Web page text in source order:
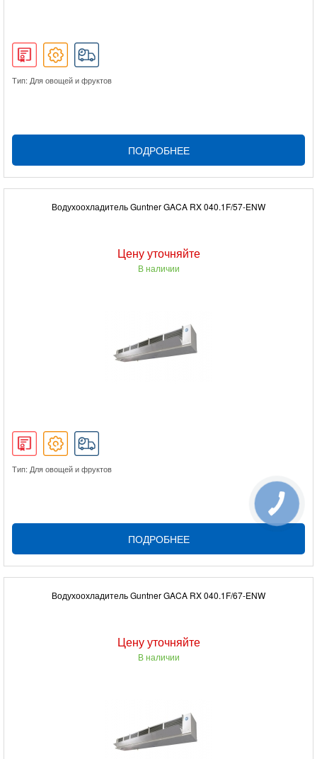
Тип: Для овощей и фруктов
ПОДРОБНЕЕ
Водухоохладитель Guntner GACA RX 040.1F/57-ENW
Цену уточняйте
В наличии
Тип: Для овощей и фруктов
ПОДРОБНЕЕ
Водухоохладитель Guntner GACA RX 040.1F/67-ENW
Цену уточняйте
В наличии